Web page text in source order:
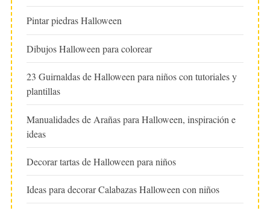
Pintar piedras Halloween
Dibujos Halloween para colorear
23 Guirnaldas de Halloween para niños con tutoriales y
plantillas
Manualidades de Arañas para Halloween, inspiración e
ideas
Decorar tartas de Halloween para niños
Ideas para decorar Calabazas Halloween con niños